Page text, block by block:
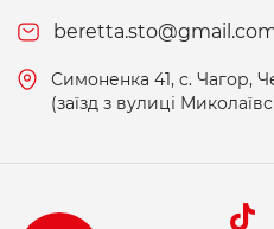
Симоненка 41, c. Чагор,
(заїзд з вулиці